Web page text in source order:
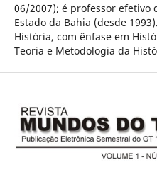
06/2007); é professor efetivo
Estado da Bahia (desde
História, com ênfase em
Teoria e Metodologia da